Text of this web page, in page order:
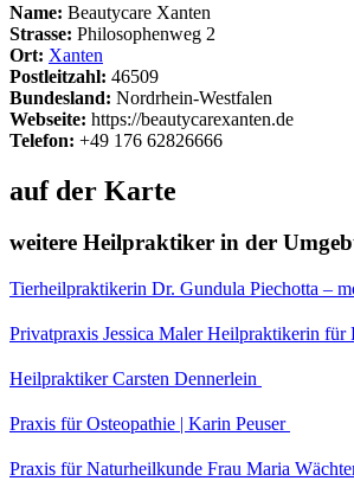
Name: Beautycare Xanten
Strasse: Philosophenweg 2
Ort: Xanten
Postleitzahl: 46509
Bundesland: Nordrhein-Westfalen
Webseite: https://beautycarexanten.de
Telefon: +49 176 62826666
auf der Karte
weitere Heilpraktiker in der
Tierheilpraktikerin Dr. Gundula Piechotta –
Privatpraxis Jessica Maler Heilpraktikerin für
Heilpraktiker Carsten Dennerlein
Praxis für Osteopathie | Karin Peuser
Praxis für Naturheilkunde Frau Maria